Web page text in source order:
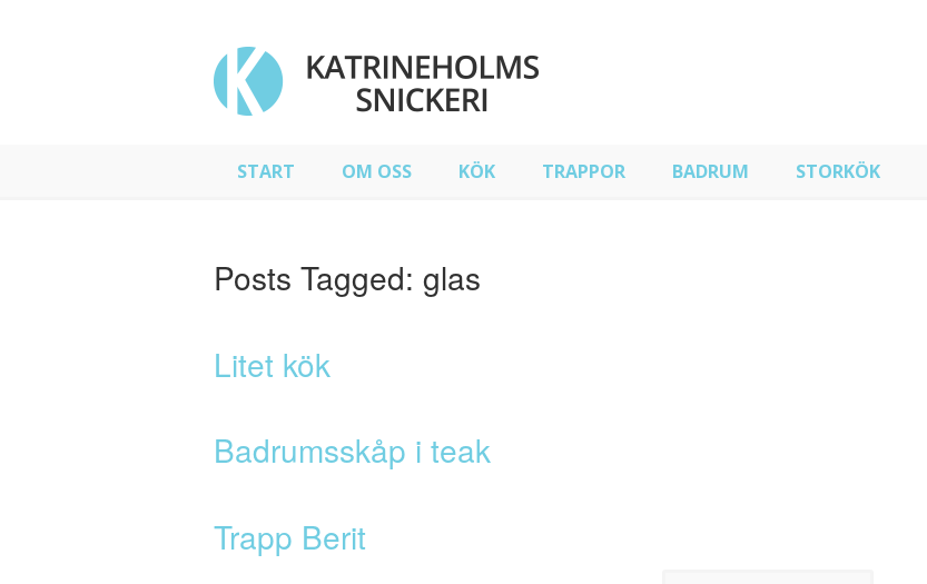
START OM OSS KÖK TRAPPOR BADRUM STORKÖK
Posts Tagged: glas
Litet kök
Badrumsskåp i teak
Trapp Berit